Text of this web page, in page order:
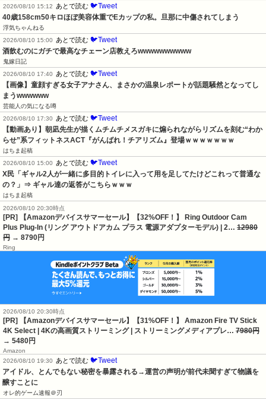
2026/08/10 15:12
あとで読む 🐦Tweet
40歳158cm50キロほぼ美容体重でEカップの私。旦那に中傷されてしまう
浮気ちゃんねる
2026/08/10 15:00
あとで読む 🐦Tweet
酒飲むのにガチで最高なチェーン店教えろwwwwwwwwww
鬼嫁日記
2026/08/10 17:40
あとで読む 🐦Tweet
【画像】童顔すぎる女子アナさん、まさかの温泉レポートが話題騒然となってし
まうwwwwww
芸能人の気になる噂
2026/08/10 17:30
あとで読む 🐦Tweet
【動画あり】朝凪先生が描くムチムチメスガキに煽られながらリズムを刻む“わか
らせ”系フィットネスACT『がんばれ！チアリズム』登場ｗｗｗｗｗｗｗ
はちま起稿
2026/08/10 15:00
あとで読む 🐦Tweet
X民「ギャル2人が一緒に多目的トイレに入って用を足してたけどこれって普通な
の？」⇒ ギャル達の返答がこちらｗｗｗ
はちま起稿
2026/08/10 20:30時点
[PR] 【Amazonデバイスサマーセール】【32%OFF！】 Ring Outdoor Cam
Plus Plug-In (リング アウトドアカム プラス 電源アダプターモデル) | 2… 12980
円 → 8790円
Ring
2026/08/10 20:30時点
[PR] 【Amazonデバイスサマーセール】【31%OFF！】 Amazon Fire TV Stick
4K Select | 4Kの高画質ストリーミング | ストリーミングメディアプレ… 7980円
→ 5480円
Amazon
2026/08/10 19:30
あとで読む 🐦Tweet
アイドル、とんでもない秘密を暴露される→運営の声明が前代未聞すぎて物議を
醸すことに
オレ的ゲーム速報＠刃